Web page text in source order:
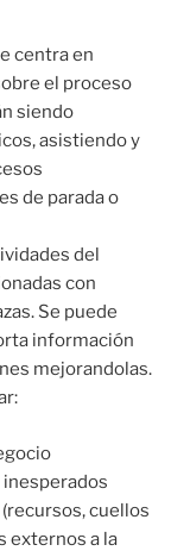
centra en
el proceso
siendo
asistiendo y
de parada o
del
con
Se puede
información
mejorandolas.
cuellos
externos a la